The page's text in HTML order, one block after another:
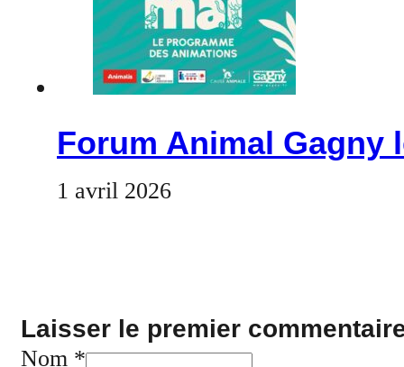
Forum Animal Gagny
1 avril 2026
Laisser le premier
Nom *